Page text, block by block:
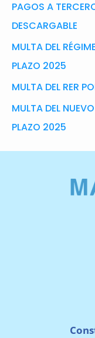
PAGOS A
DESCARGABLE
MULTA DEL
PLAZO 2025
MULTA DEL RER
MULTA DEL
PLAZO 2025